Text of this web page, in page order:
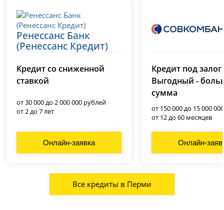
Ренессанс Банк
(Ренессанс Кредит)
Кредит со сниженной
ставкой
от 30 000 до 2 000 000 рублей
от 2 до 7 лет
Онлайн-заявка
лицензия № 963
Кредит под залог
Выгодный -
сумма
от 150 000 до 15 000
от 12 до 60 месяцев
Онлайн-
Все кредиты в Перми